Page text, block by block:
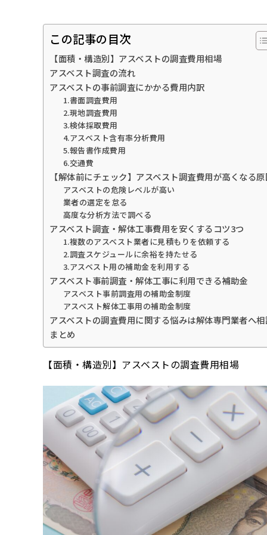
この記事の目次
【面積・構造別】アスベストの調査費用相場
アスベスト調査の流れ
アスベストの事前調査にかかる費用内訳
1.書面調査費用
2.現地調査費用
3.検体採取費用
4.アスベスト含有率分析費用
5.報告書作成費用
6.交通費
【解体前にチェック】アスベスト調査費用が高くなる
アスベストの危険レベルが高い
業者の選定を怠る
高度な分析方法で調べる
アスベスト調査・解体工事費用を安くするコツ3つ
1.複数のアスベスト業者に見積もりを依頼する
2.調査スケジュールに余裕を持たせる
3.アスベスト用の補助金を利用する
アスベスト事前調査・解体工事に利用できる補助金
アスベスト事前調査用の補助金制度
アスベスト解体工事用の補助金制度
アスベストの調査費用に関する悩みは解体専門業者へ
まとめ
【面積・構造別】アスベストの調査費用相場